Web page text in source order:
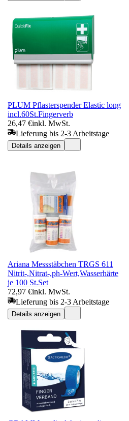
PLUM Pflasterspender Elastic long
incl.60St.Fingerverb
26,47 €inkl. MwSt.
Lieferung bis 2-3 Arbeitstage
Details anzeigen
Ariana Messstäbchen TRGS 611
Nitrit-,Nitrat-,ph-Wert,Wasserhärte
je 100 St.Set
72,97 €inkl. MwSt.
Lieferung bis 2-3 Arbeitstage
Details anzeigen